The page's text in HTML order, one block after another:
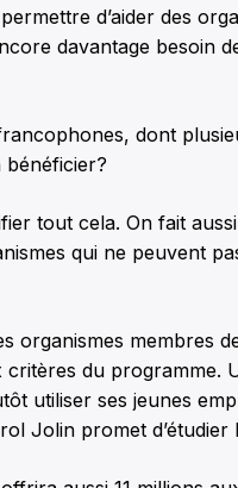
d’aider des
davantage besoin
dont
tout cela. On fait
qui ne peuvent
organismes membres
du programme.
utiliser ses jeunes
Jolin promet d’étudier